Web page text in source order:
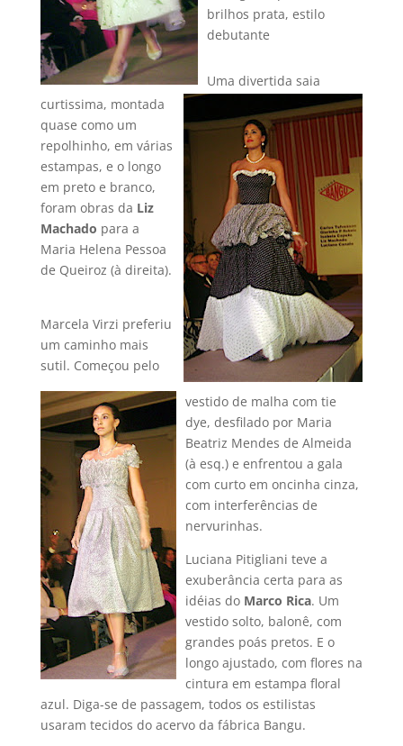
brilhos prata, estilo
debutante
Uma divertida saia
curtissima, montada
quase como um
repolhinho, em várias
estampas, e o longo
em preto e branco,
foram obras da Liz
Machado para a
Maria Helena Pessoa
de Queiroz (à direita).
Marcela Virzi preferiu
um caminho mais
sutil. Começou pelo
vestido de malha com tie
dye, desfilado por Maria
Beatriz Mendes de Almeida
(à esq.) e enfrentou a gala
com curto em oncinha cinza,
com interferências de
nervurinhas.
Luciana Pitigliani teve a
exuberância certa para as
idéias do Marco Rica. Um
vestido solto, balonê, com
grandes poás pretos. E o
longo ajustado, com flores na
cintura em estampa floral
azul. Diga-se de passagem, todos os estilistas
usaram tecidos do acervo da fábrica Bangu.